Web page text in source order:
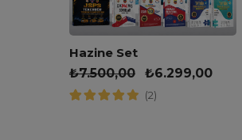
Hazine Set
₺7.500,00 ₺6.299,00
(2)